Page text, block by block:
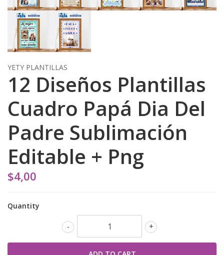
YETY PLANTILLAS
12 Diseños Plantillas
Cuadro Papá Dia Del
Padre Sublimación
Editable + Png
$4,00
Quantity
+
-